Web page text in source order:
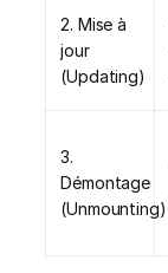
2. Mise à
jour
(Updating)
3.
Démontage
(Unmounting)